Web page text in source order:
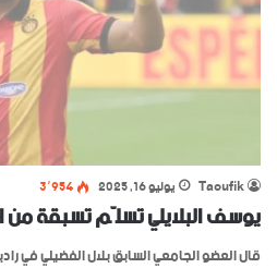
Taoufik يوليو 16, 2025 3٬954
يوسف البلايلي تسلّم تسبقة من